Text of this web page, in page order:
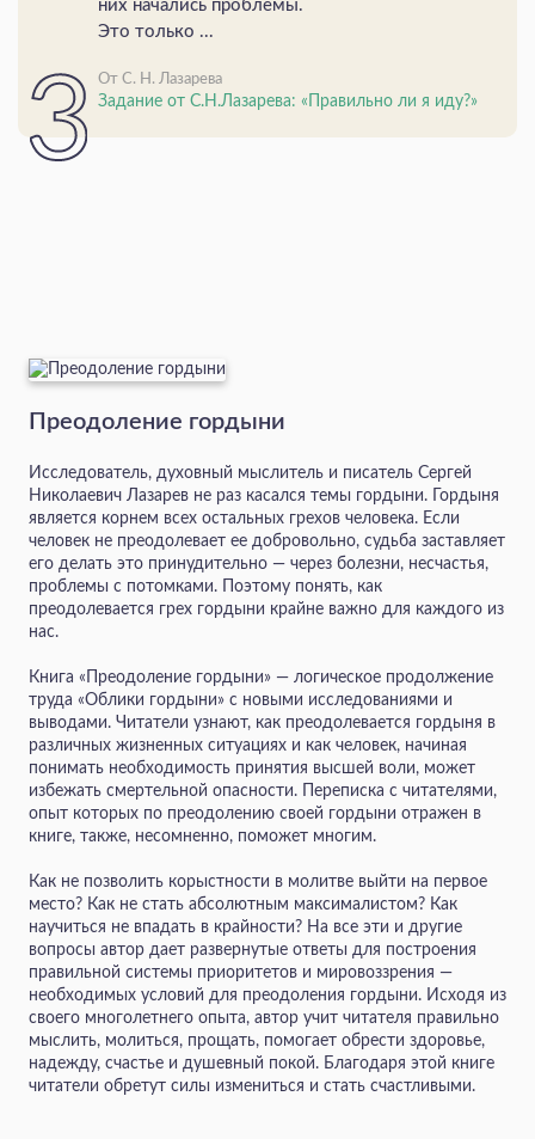
них начались проблемы.
Это только ...
От С. Н. Лазарева
Задание от С.Н.Лазарева: «Правильно ли я иду?»
Преодоление гордыни
Исследователь, духовный мыслитель и писатель Сергей
Николаевич Лазарев не раз касался темы гордыни. Гордыня
является корнем всех остальных грехов человека. Если
человек не преодолевает ее добровольно, судьба заставляет
его делать это принудительно — через болезни, несчастья,
проблемы с потомками. Поэтому понять, как
преодолевается грех гордыни крайне важно для каждого из
нас.
Книга «Преодоление гордыни» — логическое продолжение
труда «Облики гордыни» с новыми исследованиями и
выводами. Читатели узнают, как преодолевается гордыня в
различных жизненных ситуациях и как человек, начиная
понимать необходимость принятия высшей воли, может
избежать смертельной опасности. Переписка с читателями,
опыт которых по преодолению своей гордыни отражен в
книге, также, несомненно, поможет многим.
Как не позволить корыстности в молитве выйти на первое
место? Как не стать абсолютным максималистом? Как
научиться не впадать в крайности? На все эти и другие
вопросы автор дает развернутые ответы для построения
правильной системы приоритетов и мировоззрения —
необходимых условий для преодоления гордыни. Исходя из
своего многолетнего опыта, автор учит читателя правильно
мыслить, молиться, прощать, помогает обрести здоровье,
надежду, счастье и душевный покой. Благодаря этой книге
читатели обретут силы измениться и стать счастливыми.